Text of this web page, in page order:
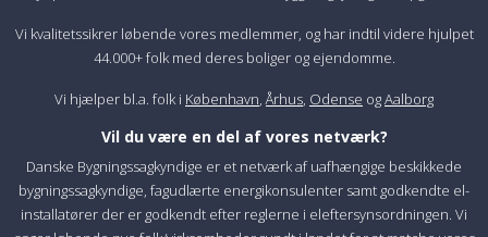
Vi kvalitetssikrer løbende vores medlemmer, og har indtil videre hjulpet
44.000+ folk med deres boliger og ejendomme.
Vi hjælper bl.a. folk i København,Århus, Odense ogAalborg
Vil du være en del af vores netværk?
Danske Bygningssagkyndige er et netværk af uafhængige beskikkede
bygningssagkyndige, fagudlærte energikonsulenter samt godkendte el-
installatører der er godkendt efter reglerne i eleftersynsordningen. Vi